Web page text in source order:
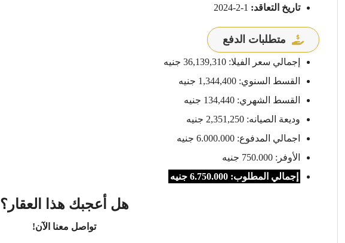
تاريخ التعاقد:
متطلبات الدفع
إجمالي سعر الفيلا: 36,139,310 جنيه
القسط السنوي: 1,344,400 جنيه
القسط الشهري: 134,440 جنيه
وديعة الصيانه: 2,351,250 جنيه
اجمالي المدفوع: 6.000.000 جنيه
الأوفر: 750.000 جنيه
إجمالي المطلوب: 6.750.000 جنيه
هل أعجبك هذا العقار؟
تواصل معنا الآن!